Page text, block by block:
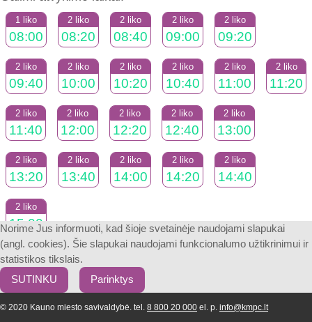
1 liko
08:00
2 liko
08:20
2 liko
08:40
2 liko
09:00
2 liko
09:20
2 liko
09:40
2 liko
10:00
2 liko
10:20
2 liko
10:40
2 liko
11:00
2 liko
11:20
2 liko
11:40
2 liko
12:00
2 liko
12:20
2 liko
12:40
2 liko
13:00
2 liko
13:20
2 liko
13:40
2 liko
14:00
2 liko
14:20
2 liko
14:40
2 liko
15:00
Norime Jus informuoti, kad šioje svetainėje naudojami slapukai
(angl. cookies). Šie slapukai naudojami funkcionalumo užtikrinimui ir
statistikos tikslais.
SUTINKU
Parinktys
© 2020 Kauno miesto savivaldybė. tel. 8 800 20 000 el. p. info@kmpc.lt